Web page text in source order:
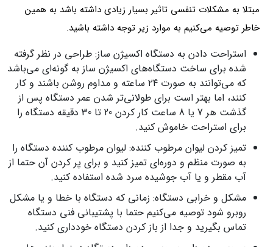
مبتلا به مشکلات تنفسی تاثیر بسیار زیادی داشته باشد به همین
خاطر توصیه می‌کنیم به موارد زیر توجه داشته باشید.
استراحت دادن به دستگاه اکسیژن ساز: طراحی در نظر گرفته
شده برای ساخت دستگاه‌های اکسیژن ساز به گونه‌ای می‌باشد
که می‌‌توانند به صورت ۲۴ ساعته و مداوم روشن باشند و کار
کنند، اما بهتر است برای طولانی‌تر شدن عمر دستگاه پس از
گذشت هر 7 یا 8 ساعت کار کردن 20 تا 30 دقیقه دستگاه را
برای استراحت خاموش کنید.
تمیز کردن لیوان مرطوب کننده: لیوان مرطوب کننده دستگاه را
به صورت منظم و دوره‌ای تمیز کنید و برای پر کردن آن حتما از
آب مقطر و یا آب جوشیده سرد شده استفاده کنید.
مشکل و خرابی دستگاه: زمانی که دستگاه با خطا و یا مشکل
روبرو شود توصیه می‌کنیم حتما با پشتیبانی فنی دستگاه
تماس بگیرید و جدا از باز کردن دستگاه خودداری کنید.